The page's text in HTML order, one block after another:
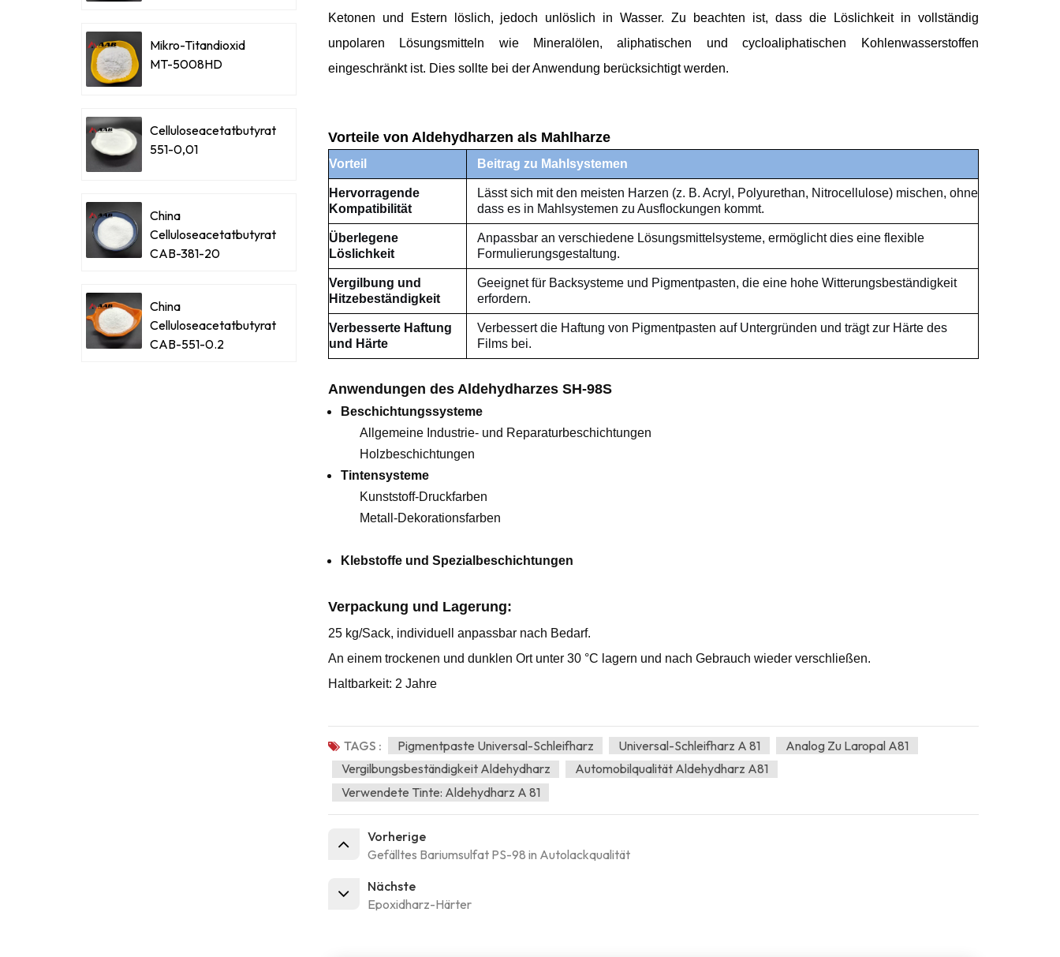
Ketonen und Estern löslich, jedoch unlöslich in Wasser. Zu beachten ist, dass die Löslichkeit in vollständig
unpolaren Lösungsmitteln wie Mineralölen, aliphatischen und cycloaliphatischen Kohlenwasserstoffen
eingeschränkt ist. Dies sollte bei der Anwendung berücksichtigt werden.
Vorteile von Aldehydharzen als Mahlharze
Vorteil Beitrag zu Mahlsystemen
Hervorragende
Kompatibilität
Lässt sich mit den meisten Harzen (z. B. Acryl, Polyurethan, Nitrocellulose) mischen, ohne
dass es in Mahlsystemen zu Ausflockungen kommt.
Überlegene
Löslichkeit
Anpassbar an verschiedene Lösungsmittelsysteme, ermöglicht dies eine flexible
Formulierungsgestaltung.
Vergilbung und
Hitzebeständigkeit
Geeignet für Backsysteme und Pigmentpasten, die eine hohe Witterungsbeständigkeit
erfordern.
Verbesserte Haftung
und Härte
Verbessert die Haftung von Pigmentpasten auf Untergründen und trägt zur Härte des
Films bei.
Anwendungen des Aldehydharzes SH-98S
Beschichtungssysteme
Allgemeine Industrie- und Reparaturbeschichtungen
Holzbeschichtungen
Tintensysteme
Kunststoff-Druckfarben
Metall-Dekorationsfarben
Klebstoffe und Spezialbeschichtungen
Verpackung und Lagerung:
25 kg/Sack, individuell anpassbar nach Bedarf.
An einem trockenen und dunklen Ort unter 30 °C lagern und nach Gebrauch wieder verschließen.
Haltbarkeit: 2 Jahre
TAGS : Pigmentpaste Universal-Schleifharz Universal-Schleifharz A 81
Analog Zu Laropal A81
Vergilbungsbeständigkeit Aldehydharz
Automobilqualität Aldehydharz A81
Verwendete Tinte: Aldehydharz A 81
Vorherige
Gefälltes Bariumsulfat PS-98 in Autolackqualität
Nächste
Epoxidharz-Härter
Mikro-Titandioxid
MT-5008HD
Celluloseacetatbutyrat
551-0,01
China
Celluloseacetatbutyrat
CAB-381-20
China
Celluloseacetatbutyrat
CAB-551-0.2